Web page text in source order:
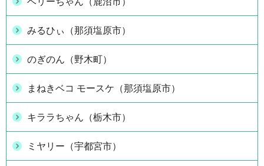
みるひぃ（那須塩原市）
のぎのん（野木町）
まねきベコ モースケ（那須塩原市）
キララちゃん（栃木市）
ミヤリー（宇都宮市）